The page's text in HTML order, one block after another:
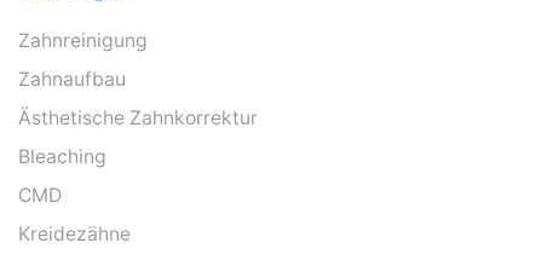
Zahnreinigung
Zahnaufbau
Ästhetische Zahnkorrektur
Bleaching
CMD
Kreidezähne